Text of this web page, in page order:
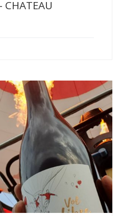
CHATEAU
notre dernier né, VOL […]